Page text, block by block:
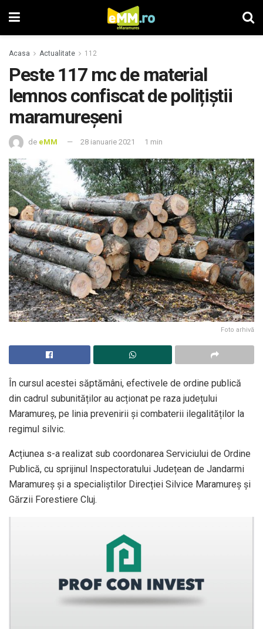
Acasa Actualitate 112
Peste 117 mc de material
lemnos confiscat de polițiștii
maramureșeni
de eMM 28 ianuarie 2021 1 min
Foto arhivă
În cursul acestei săptămâni, efectivele de ordine publică
din cadrul subunităților au acționat pe raza județului
Maramureș, pe linia prevenirii și combaterii ilegalităților la
regimul silvic.
Acțiunea s-a realizat sub coordonarea Serviciului de Ordine
Publică, cu sprijinul Inspectoratului Județean de Jandarmi
Maramureș și a specialiștilor Direcției Silvice Maramureș și
Gărzii Forestiere Cluj.